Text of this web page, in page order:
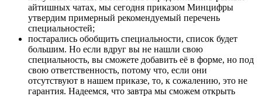
айтишных чатах, мы сегодня приказом Минцифры
утвердим примерный рекомендуемый перечень
специальностей;
постарались обобщить специальности, список будет
большим. Но если вдруг вы не нашли свою
специальность, вы сможете добавить её в форме, но под
свою ответственность, потому что, если они
отсутствуют в нашем приказе, то, к сожалению, это не
гарантия. Надеемся, что завтра мы сможем открыть